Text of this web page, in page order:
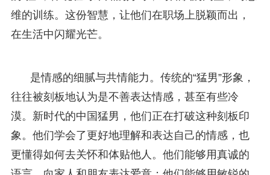
维的训练。这份智慧，让他们在职场上脱颖而出，
在生活中闪耀光芒。
是情感的细腻与共情能力。传统的“猛男”形象，
往往被刻板地认为是不善表达情感，甚至有些冷
漠。新时代的中国猛男，他们正在打破这种刻板印
象。他们学会了更好地理解和表达自己的情感，也
更懂得如何去关怀和体贴他人。他们能够用真诚的